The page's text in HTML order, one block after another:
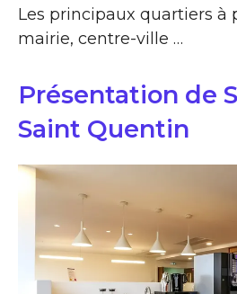
Les principaux quartiers à
mairie, centre-ville …
Présentation de
Saint Quentin